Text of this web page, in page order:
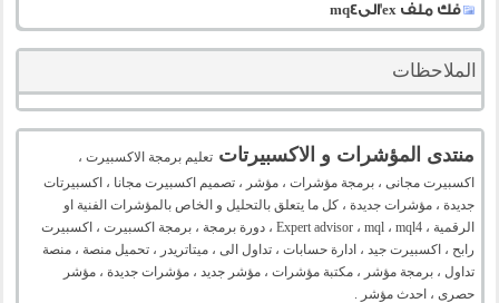
فك ملف ex'الىmq4
الملاحظات
منتدى المؤشرات و الاكسبيرتات تعليم برمجة الاكسبيرت ،
اكسبيرت مجانى ، برمجة مؤشرات ، مؤشر ، تصميم اكسبيرت مجانا ، اكسبيرتات
جديدة ، مؤشرات جديدة ، كل ما يتعلق بالتحليل و الخاص بالمؤشرات الفنية او
الرقمية ، Expert advisor ، mql ، mql4 ، دورة برمجة ، برمجة اكسبيرت ، اكسبيرت
رابح ، اكسبيرت جيد ، ادارة حسابات ، تداول الى ، ميتاتريدر ، تحميل منصة ، منصة
تداول ، برمجة مؤشر ، مكتبة مؤشرات ، مؤشر جديد ، مؤشرات جديدة ، مؤشر
حصرى ، احدث مؤشر .